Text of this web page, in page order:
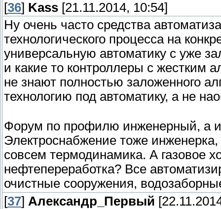
[36] Kass [21.11.2014, 10:54]
Ну очень часто средства
технологического процесса на
универсальную автоматику с уже
и какие то контроллеры с жестким
не знают полностью заложенного
технологию под автоматику, а не
Форум по профилю инженерный, а
Электроснабжение тоже
совсем термодинамика. А газовое
нефтепереработка? Все
очистные сооружения,
[37] Александр_Первый